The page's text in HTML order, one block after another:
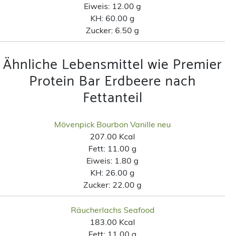
Eiweis: 12.00 g
KH: 60.00 g
Zucker: 6.50 g
Ähnliche Lebensmittel wie Premier
Protein Bar Erdbeere nach
Fettanteil
Mövenpick Bourbon Vanille neu
207.00 Kcal
Fett: 11.00 g
Eiweis: 1.80 g
KH: 26.00 g
Zucker: 22.00 g
Räucherlachs Seafood
183.00 Kcal
Fett: 11.00 g